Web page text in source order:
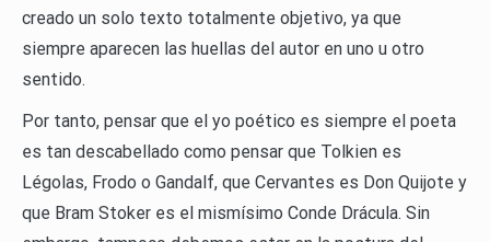
creado un solo texto totalmente objetivo, ya que
siempre aparecen las huellas del autor en uno u otro
sentido.
Por tanto, pensar que el yo poético es siempre el poeta
es tan descabellado como pensar que Tolkien es
Légolas, Frodo o Gandalf, que Cervantes es Don Quijote y
que Bram Stoker es el mismísimo Conde Drácula. Sin